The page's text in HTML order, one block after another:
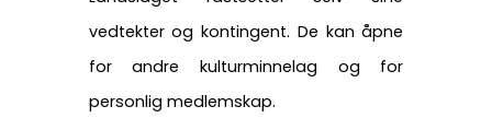
vedtekter og kontingent. De kan åpne
for andre kulturminnelag og for
personlig medlemskap.